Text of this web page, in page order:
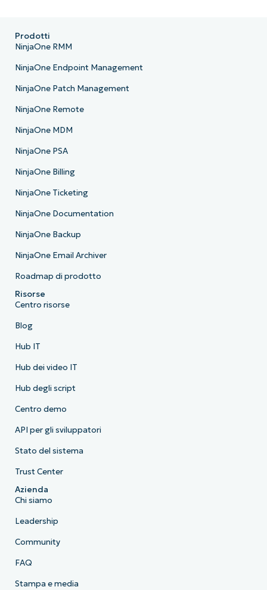
Prodotti
NinjaOne RMM
NinjaOne Endpoint Management
NinjaOne Patch Management
NinjaOne Remote
NinjaOne MDM
NinjaOne PSA
NinjaOne Billing
NinjaOne Ticketing
NinjaOne Documentation
NinjaOne Backup
NinjaOne Email Archiver
Roadmap di prodotto
Risorse
Centro risorse
Blog
Hub IT
Hub dei video IT
Hub degli script
Centro demo
API per gli sviluppatori
Stato del sistema
Trust Center
Azienda
Chi siamo
Leadership
Community
FAQ
Stampa e media